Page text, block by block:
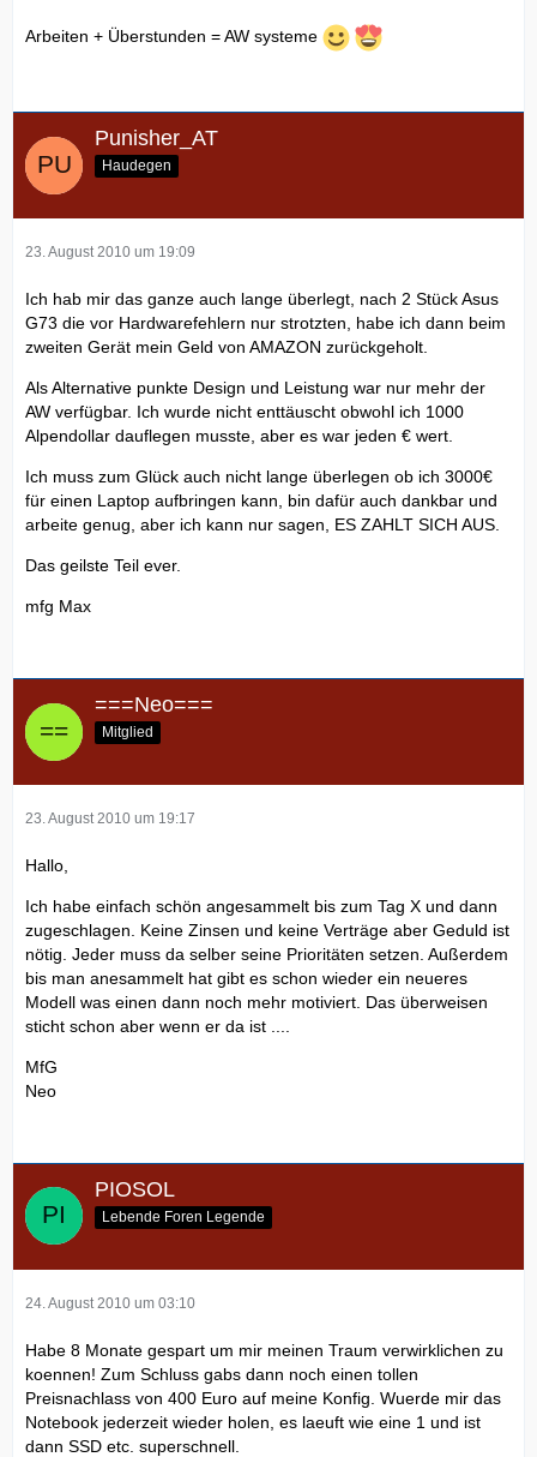
Arbeiten + Überstunden = AW systeme
Punisher_AT
Haudegen
23. August 2010 um 19:09
Ich hab mir das ganze auch lange überlegt, nach 2 Stück Asus
G73 die vor Hardwarefehlern nur strotzten, habe ich dann beim
zweiten Gerät mein Geld von AMAZON zurückgeholt.
Als Alternative punkte Design und Leistung war nur mehr der
AW verfügbar. Ich wurde nicht enttäuscht obwohl ich 1000
Alpendollar dauflegen musste, aber es war jeden € wert.
Ich muss zum Glück auch nicht lange überlegen ob ich 3000€
für einen Laptop aufbringen kann, bin dafür auch dankbar und
arbeite genug, aber ich kann nur sagen, ES ZAHLT SICH AUS.
Das geilste Teil ever.
mfg Max
===Neo===
Mitglied
23. August 2010 um 19:17
Hallo,
Ich habe einfach schön angesammelt bis zum Tag X und dann
zugeschlagen. Keine Zinsen und keine Verträge aber Geduld ist
nötig. Jeder muss da selber seine Prioritäten setzen. Außerdem
bis man anesammelt hat gibt es schon wieder ein neueres
Modell was einen dann noch mehr motiviert. Das überweisen
sticht schon aber wenn er da ist ....
MfG
Neo
PIOSOL
Lebende Foren Legende
24. August 2010 um 03:10
Habe 8 Monate gespart um mir meinen Traum verwirklichen zu
koennen! Zum Schluss gabs dann noch einen tollen
Preisnachlass von 400 Euro auf meine Konfig. Wuerde mir das
Notebook jederzeit wieder holen, es laeuft wie eine 1 und ist
dann SSD etc. superschnell.